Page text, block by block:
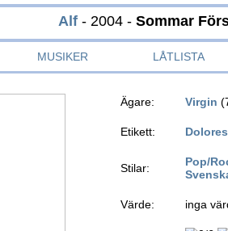
Alf- 2004 - Sommar
MUSIKER LÅTLISTA
Ägare: Virgin
Etikett: Dolores
Stilar:
Pop/
Värde: inga